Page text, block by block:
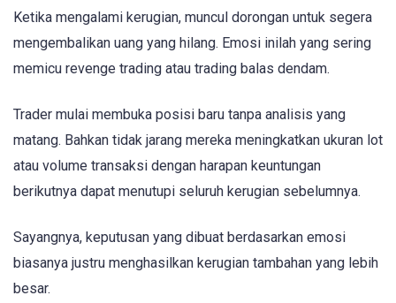
Ketika mengalami kerugian, muncul dorongan untuk segera
mengembalikan uang yang hilang. Emosi inilah yang sering
memicu revenge trading atau trading balas dendam.
Trader mulai membuka posisi baru tanpa analisis yang
matang. Bahkan tidak jarang mereka meningkatkan ukuran lot
atau volume transaksi dengan harapan keuntungan
berikutnya dapat menutupi seluruh kerugian sebelumnya.
Sayangnya, keputusan yang dibuat berdasarkan emosi
biasanya justru menghasilkan kerugian tambahan yang lebih
besar.